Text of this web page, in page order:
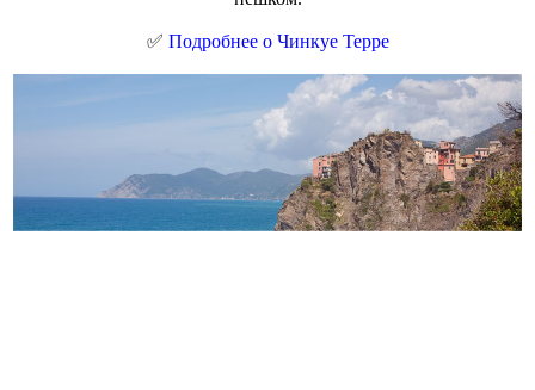
✅ Подробнее о Чинкуе Терре